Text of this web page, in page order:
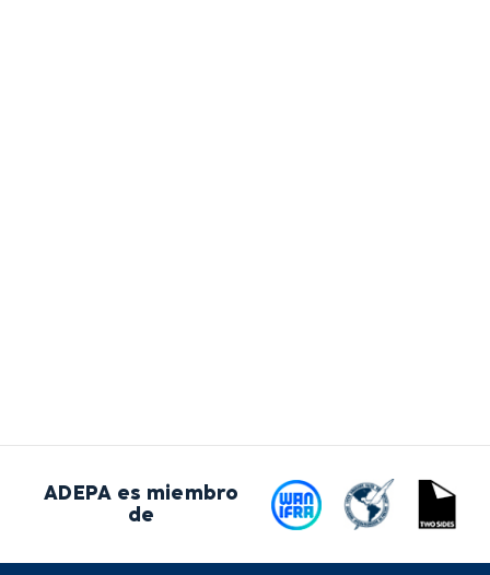
ADEPA es miembro
de